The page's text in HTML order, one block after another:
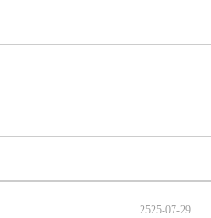
2525-07-29